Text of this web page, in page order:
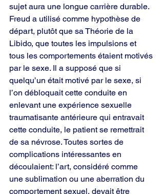
sujet aura une longue carrière durable.
Freud a utilisé comme hypothèse de
départ, plutôt que sa Théorie de la
Libido, que toutes les impulsions et
tous les comportements étaient motivés
par le sexe. Il a supposé que si
quelqu’un était motivé par le sexe, si
l’on débloquait cette conduite en
enlevant une expérience sexuelle
traumatisante antérieure qui entravait
cette conduite, le patient se remettrait
de sa névrose. Toutes sortes de
complications intéressantes en
découlaient: l’art, considéré comme
une sublimation ou une aberration du
comportement sexuel, devait être